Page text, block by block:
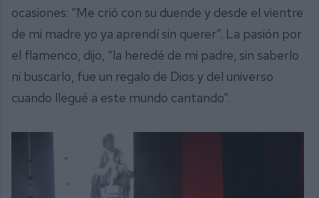
ocasiones: “Me crió con su duende y desde el vientre
de mi madre yo ya aprendí sin querer”. La pasión por
el flamenco, dijo, “la heredé de mi padre, sin saberlo
ni buscarlo, fue un regalo de Dios y del universo
cuando llegué a este mundo cantando”.